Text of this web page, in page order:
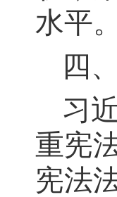
水平。
四
习
重宪
宪法